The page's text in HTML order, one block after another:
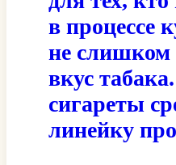
в процессе
не слишком
вкус
сигареты
линейку